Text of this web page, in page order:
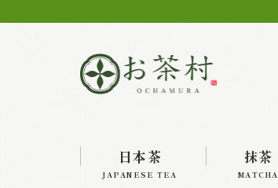
日本茶
JAPANESE TEA
抹茶
MATCHA